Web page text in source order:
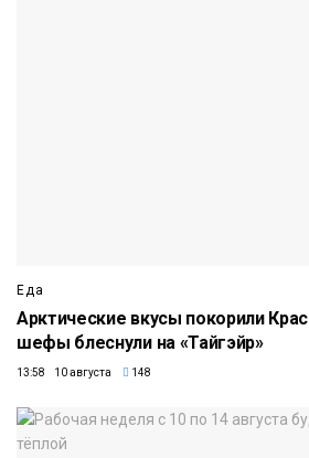
Еда
Арктические вкусы покорили
шефы блеснули на «Тайгэйр»
13:58 10 августа 148